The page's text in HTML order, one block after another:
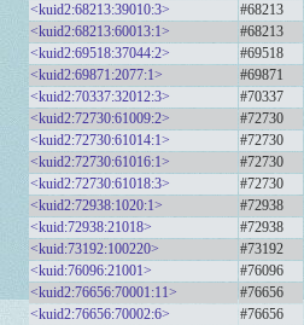
<kuid2:68213:39010:3>
#68213
<kuid2:68213:60013:1>
#68213
<kuid2:69518:37044:2>
#69518
<kuid2:69871:2077:1>
#69871
<kuid2:70337:32012:3>
#70337
<kuid2:72730:61009:2>
#72730
<kuid2:72730:61014:1>
#72730
<kuid2:72730:61016:1>
#72730
<kuid2:72730:61018:3>
#72730
<kuid2:72938:1020:1>
#72938
<kuid:72938:21018>
#72938
<kuid:73192:100220>
#73192
<kuid:76096:21001>
#76096
<kuid2:76656:70001:11>
#76656
<kuid2:76656:70002:6>
#76656